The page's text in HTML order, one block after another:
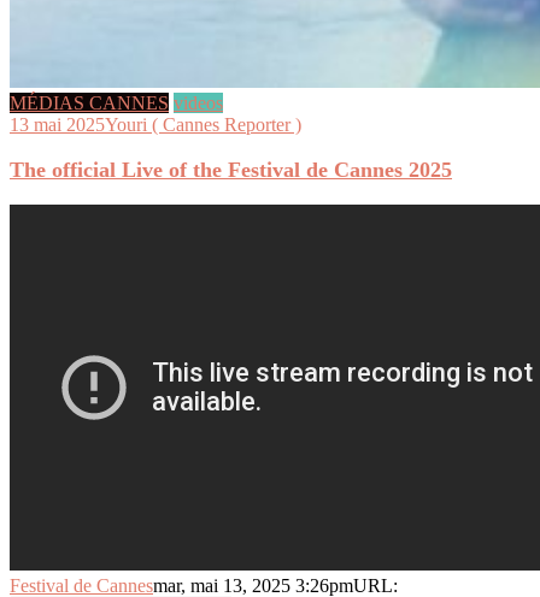
MÉDIAS CANNES videos
13 mai 2025Youri ( Cannes Reporter )
The official Live of the Festival de Cannes 2025
Festival de Cannesmar, mai 13, 2025 3:26pmURL: